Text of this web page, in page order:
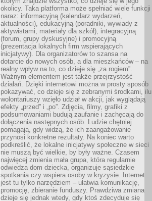
okolicy. Taka platforma może spełniać wiele funkcji
naraz: informacyjną (kalendarz wydarzeń,
aktualności), edukacyjną (poradniki, wywiady z
aktywistami, materiały dla szkół), integracyjną
(forum, grupy dyskusyjne) i promocyjną
(prezentacja lokalnych firm wspierających
inicjatywy). Dla organizatorów to szansa na
dotarcie do nowych osób, a dla mieszkańców – na
realny wpływ na to, co dzieje się „za rogiem”.
Ważnym elementem jest także przejrzystość
działań. Dzięki internetowi można w prosty sposób
pokazywać, co dzieje się z zebranymi środkami, ilu
wolontariuszy wzięło udział w akcji, jak wyglądają
efekty „przed” i „po”. Zdjęcia, filmy, grafiki z
podsumowaniami budują zaufanie i zachęcają do
dołączenia następnych osób. Ludzie chętniej
pomagają, gdy widzą, że ich zaangażowanie
przynosi konkretne rezultaty. Na koniec warto
podkreślić, że lokalne inicjatywy społeczne w sieci
nie muszą być wielkie, by były ważne. Czasem
najwięcej zmienia mała grupa, która regularnie
odwiedza dom dziecka, organizuje sąsiedzkie
spotkania czy wspiera osoby w kryzysie. Internet
jest tu tylko narzędziem – ułatwia komunikację,
promocję, zbieranie funduszy. Prawdziwa zmiana
dzieje się jednak wtedy, gdy ktoś zdecyduje się